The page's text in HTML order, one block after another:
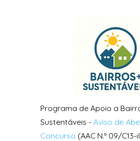
Programa de Apoio a
Sustentáveis - Aviso de
Concurso (AAC N.º 09/